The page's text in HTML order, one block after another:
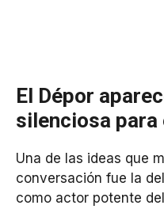
El Dépor
silenciosa para
Una de las ideas que
conversación fue la
como actor potente